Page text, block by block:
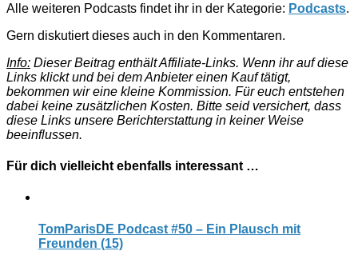
Alle weiteren Podcasts findet ihr in der Kategorie: Podcasts.
Gern diskutiert dieses auch in den Kommentaren.
Info: Dieser Beitrag enthält Affiliate-Links. Wenn ihr auf diese
Links klickt und bei dem Anbieter einen Kauf tätigt,
bekommen wir eine kleine Kommission. Für euch entstehen
dabei keine zusätzlichen Kosten. Bitte seid versichert, dass
diese Links unsere Berichterstattung in keiner Weise
beeinflussen.
Für dich vielleicht ebenfalls interessant …
TomParisDE Podcast #50 – Ein Plausch mit
Freunden (15)